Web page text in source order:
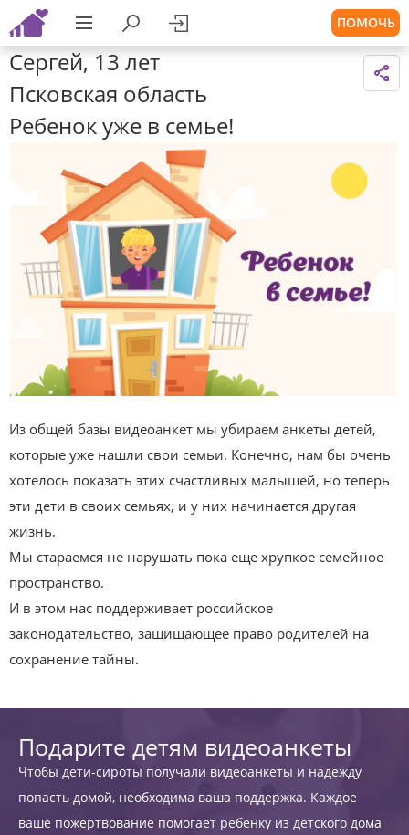
ПОМОЧЬ
Сергей, 13 лет
Псковская область
Ребенок уже в семье!
Из общей базы видеоанкет мы убираем анкеты детей,
которые уже нашли свои семьи. Конечно, нам бы очень
хотелось показать этих счастливых малышей, но теперь
эти дети в своих семьях, и у них начинается другая
жизнь.
Мы стараемся не нарушать пока еще хрупкое семейное
пространство.
И в этом нас поддерживает российское
законодательство, защищающее право родителей на
сохранение тайны.
Подарите детям видеоанкеты
Чтобы дети-сироты получали видеоанкеты и надежду
попасть домой, необходима ваша поддержка. Каждое
ваше пожертвование помогает ребенку из детского дома